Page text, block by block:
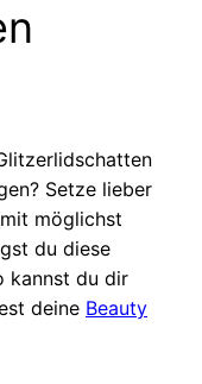
Setze lieber
möglichst
du diese
kannst du dir
deine Beauty